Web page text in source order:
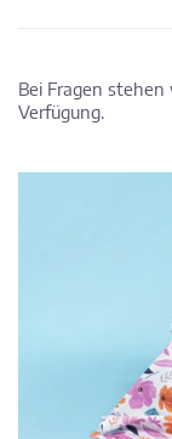
Bei Fragen
Verfügung.